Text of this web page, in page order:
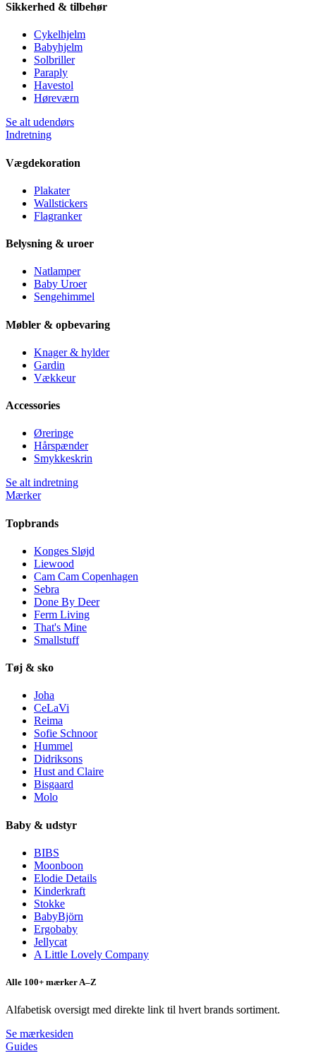
Sikkerhed & tilbehør
Cykelhjelm
Babyhjelm
Solbriller
Paraply
Havestol
Høreværn
Se alt udendørs
Indretning
Vægdekoration
Plakater
Wallstickers
Flagranker
Belysning & uroer
Natlamper
Baby Uroer
Sengehimmel
Møbler & opbevaring
Knager & hylder
Gardin
Vækkeur
Accessories
Øreringe
Hårspænder
Smykkeskrin
Se alt indretning
Mærker
Topbrands
Konges Sløjd
Liewood
Cam Cam Copenhagen
Sebra
Done By Deer
Ferm Living
That's Mine
Smallstuff
Tøj & sko
Joha
CeLaVi
Reima
Sofie Schnoor
Hummel
Didriksons
Hust and Claire
Bisgaard
Molo
Baby & udstyr
BIBS
Moonboon
Elodie Details
Kinderkraft
Stokke
BabyBjörn
Ergobaby
Jellycat
A Little Lovely Company
Alle 100+ mærker A–Z
Alfabetisk oversigt med direkte link til hvert brands sortiment.
Se mærkesiden
Guides